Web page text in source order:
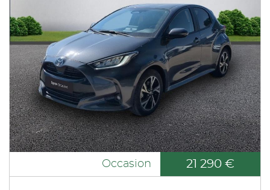
Occasion 21 290 €